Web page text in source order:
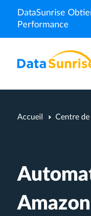
DataSunrise
Performance
Accueil Centre de